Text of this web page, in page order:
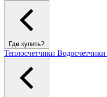
Где купить?
Теплосчетчики Водосчетчики